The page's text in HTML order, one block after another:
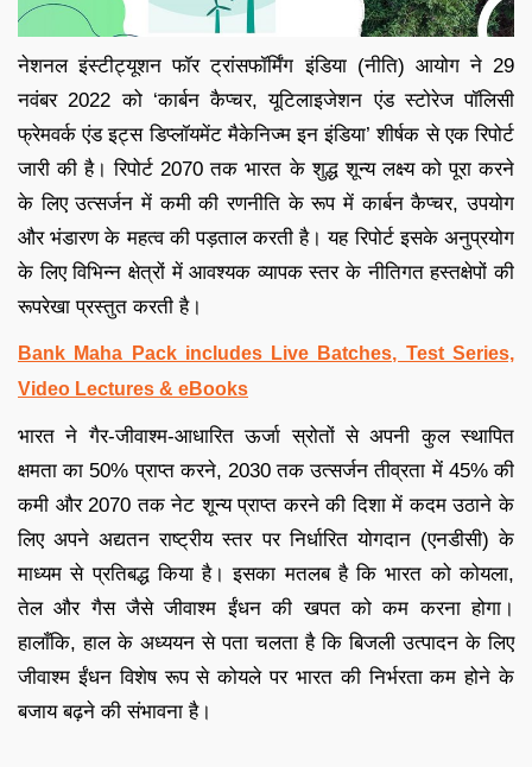
नेशनल इंस्टीट्यूशन फॉर ट्रांसफॉर्मिंग इंडिया (नीति) आयोग ने 29
नवंबर 2022 को ‘कार्बन कैप्चर, यूटिलाइजेशन एंड स्टोरेज पॉलिसी
फ्रेमवर्क एंड इट्स डिप्लॉयमेंट मैकेनिज्म इन इंडिया’ शीर्षक से एक रिपोर्ट
जारी की है। रिपोर्ट 2070 तक भारत के शुद्ध शून्य लक्ष्य को पूरा करने
के लिए उत्सर्जन में कमी की रणनीति के रूप में कार्बन कैप्चर, उपयोग
और भंडारण के महत्व की पड़ताल करती है। यह रिपोर्ट इसके अनुप्रयोग
के लिए विभिन्न क्षेत्रों में आवश्यक व्यापक स्तर के नीतिगत हस्तक्षेपों की
रूपरेखा प्रस्तुत करती है।
Bank Maha Pack includes Live Batches, Test Series,
Video Lectures & eBooks
भारत ने गैर-जीवाश्म-आधारित ऊर्जा स्रोतों से अपनी कुल स्थापित
क्षमता का 50% प्राप्त करने, 2030 तक उत्सर्जन तीव्रता में 45% की
कमी और 2070 तक नेट शून्य प्राप्त करने की दिशा में कदम उठाने के
लिए अपने अद्यतन राष्ट्रीय स्तर पर निर्धारित योगदान (एनडीसी) के
माध्यम से प्रतिबद्ध किया है। इसका मतलब है कि भारत को कोयला,
तेल और गैस जैसे जीवाश्म ईंधन की खपत को कम करना होगा।
हालाँकि, हाल के अध्ययन से पता चलता है कि बिजली उत्पादन के लिए
जीवाश्म ईंधन विशेष रूप से कोयले पर भारत की निर्भरता कम होने के
बजाय बढ़ने की संभावना है।